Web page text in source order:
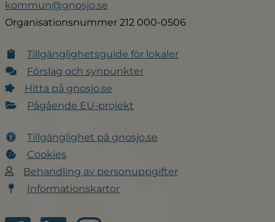
kommun@gnosjo.se
Organisationsnummer 212 000-0506
Tillgänglighetsguide för lokaler
Förslag och synpunkter
Hitta på gnosjo.se
Pågående EU-projekt
Tillgänglighet på gnosjo.se
Cookies
Behandling av personuppgifter
Informationskartor